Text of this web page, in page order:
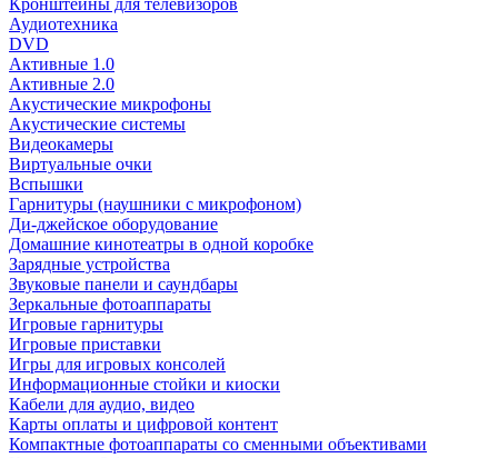
Кронштейны для телевизоров
Аудиотехника
DVD
Активные 1.0
Активные 2.0
Акустические микрофоны
Акустические системы
Видеокамеры
Виртуальные очки
Вспышки
Гарнитуры (наушники с микрофоном)
Ди-джейское оборудование
Домашние кинотеатры в одной коробке
Зарядные устройства
Звуковые панели и саундбары
Зеркальные фотоаппараты
Игровые гарнитуры
Игровые приставки
Игры для игровых консолей
Информационные стойки и киоски
Кабели для аудио, видео
Карты оплаты и цифровой контент
Компактные фотоаппараты со сменными объективами